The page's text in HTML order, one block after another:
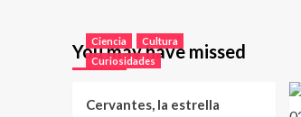
You may have missed
Ciencia
Cultura
Curiosidades
Cervantes, la estrella